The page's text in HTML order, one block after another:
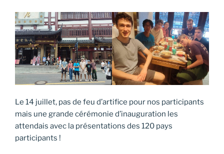
Le 14 juillet, pas de feu d’artifice pour nos participants
mais une grande cérémonie d’inauguration les
attendais avec la présentations des 120 pays
participants !